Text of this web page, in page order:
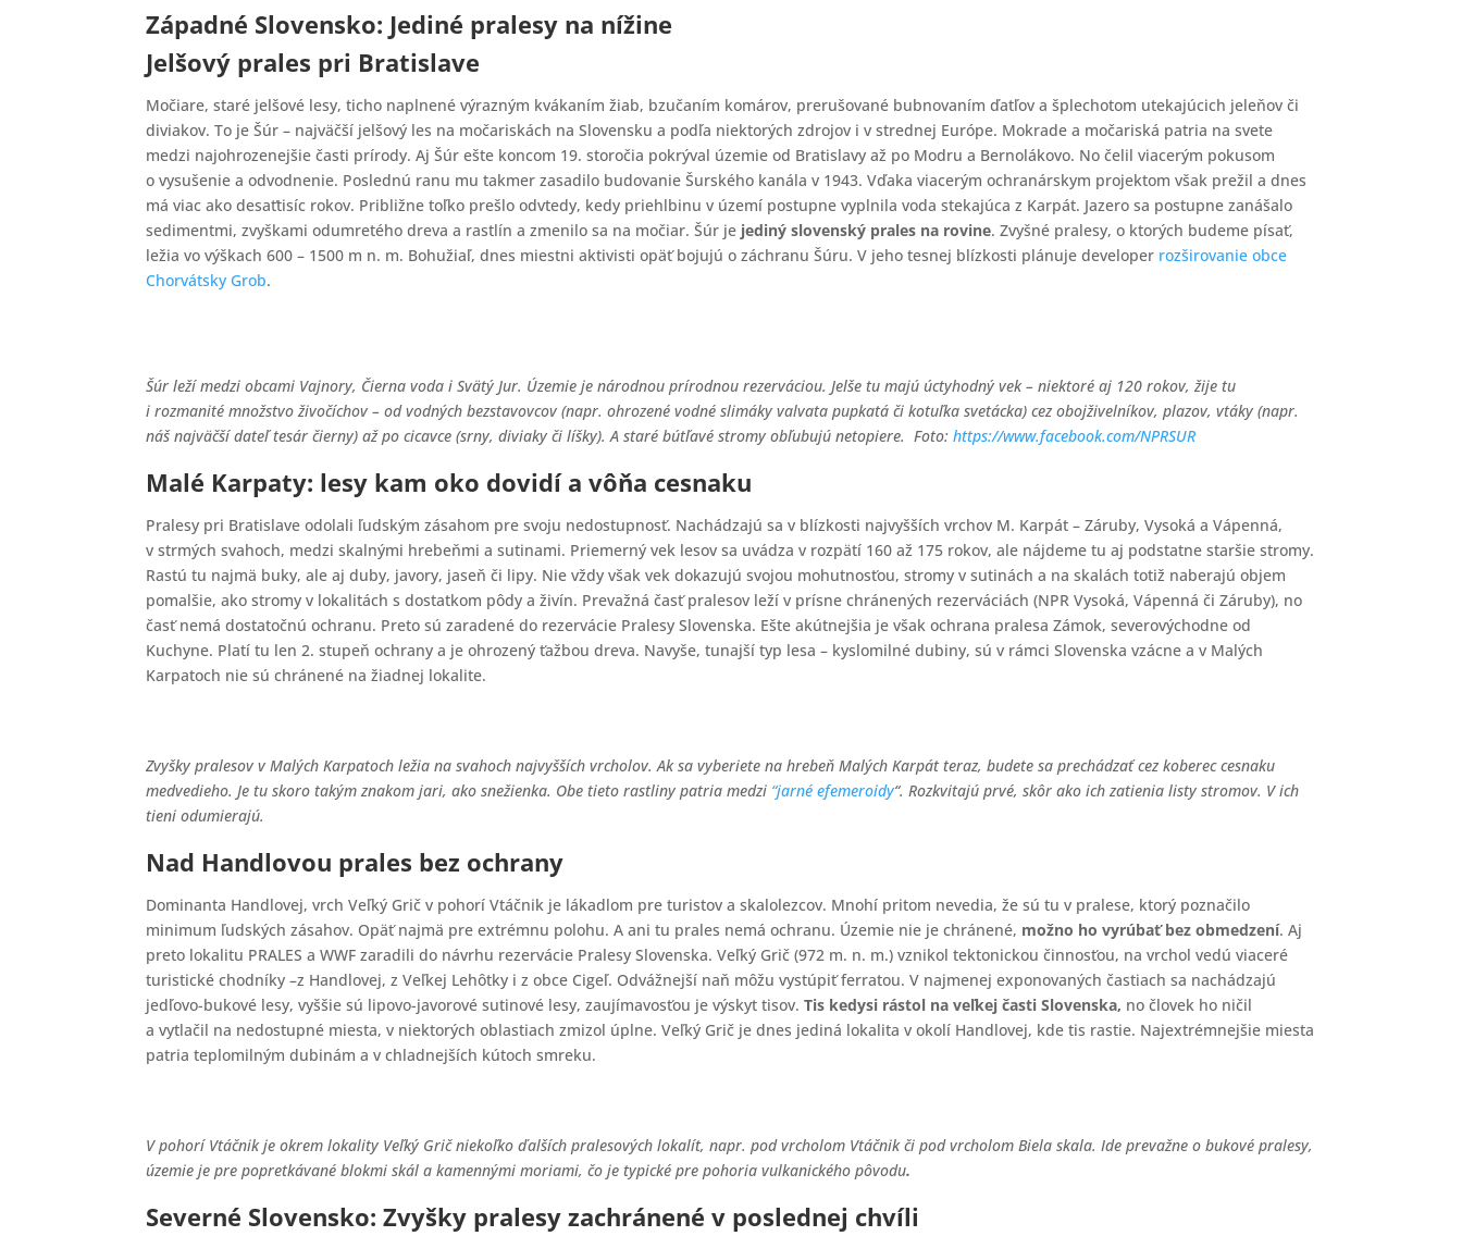
Západné Slovensko: Jediné pralesy na nížine
Jelšový prales pri Bratislave
Močiare, staré jelšové lesy, ticho naplnené výrazným kvákaním žiab, bzučaním komárov, prerušované bubnovaním ďatľov a šplechotom utekajúcich jeleňov či
diviakov. To je Šúr – najväčší jelšový les na močariskách na Slovensku a podľa niektorých zdrojov i v strednej Európe. Mokrade a močariská patria na svete
medzi najohrozenejšie časti prírody. Aj Šúr ešte koncom 19. storočia pokrýval územie od Bratislavy až po Modru a Bernolákovo. No čelil viacerým pokusom
o vysušenie a odvodnenie. Poslednú ranu mu takmer zasadilo budovanie Šurského kanála v 1943. Vďaka viacerým ochranárskym projektom však prežil a dnes
má viac ako desaťtisíc rokov. Približne toľko prešlo odvtedy, kedy priehlbinu v území postupne vyplnila voda stekajúca z Karpát. Jazero sa postupne zanášalo
sedimentmi, zvyškami odumretého dreva a rastlín a zmenilo sa na močiar. Šúr je jediný slovenský prales na rovine. Zvyšné pralesy, o ktorých budeme písať,
ležia vo výškach 600 – 1500 m n. m. Bohužiaľ, dnes miestni aktivisti opäť bojujú o záchranu Šúru. V jeho tesnej blízkosti plánuje developer rozširovanie obce
Chorvátsky Grob.
Šúr leží medzi obcami Vajnory, Čierna voda i Svätý Jur. Územie je národnou prírodnou rezerváciou. Jelše tu majú úctyhodný vek – niektoré aj 120 rokov, žije tu
i rozmanité množstvo živočíchov – od vodných bezstavovcov (napr. ohrozené vodné slimáky valvata pupkatá či kotuľka svetácka) cez obojživelníkov, plazov, vtáky (napr.
náš najväčší dateľ tesár čierny) až po cicavce (srny, diviaky či líšky). A staré bútľavé stromy obľubujú netopiere.Foto:https://www.facebook.com/NPRSUR
Malé Karpaty: lesy kam oko dovidí a vôňa cesnaku
Pralesy pri Bratislave odolali ľudským zásahom pre svoju nedostupnosť. Nachádzajú sa v blízkosti najvyšších vrchov M. Karpát – Záruby, Vysoká a Vápenná,
v strmých svahoch, medzi skalnými hrebeňmi a sutinami. Priemerný vek lesov sa uvádza v rozpätí 160 až 175 rokov, ale nájdeme tu aj podstatne staršie stromy.
Rastú tu najmä buky, ale aj duby, javory, jaseň či lipy. Nie vždy však vek dokazujú svojou mohutnosťou, stromy v sutinách a na skalách totiž naberajú objem
pomalšie, ako stromy v lokalitách s dostatkom pôdy a živín. Prevažná časť pralesov leží v prísne chránených rezerváciách (NPR Vysoká, Vápenná či Záruby), no
časť nemá dostatočnú ochranu. Preto sú zaradené do rezervácie Pralesy Slovenska. Ešte akútnejšia je však ochrana pralesa Zámok, severovýchodne od
Kuchyne. Platí tu len 2. stupeň ochrany a je ohrozený ťažbou dreva. Navyše, tunajší typ lesa – kyslomilné dubiny, sú v rámci Slovenska vzácne a v Malých
Karpatoch nie sú chránené na žiadnej lokalite.
Zvyšky pralesov v Malých Karpatoch ležia na svahoch najvyšších vrcholov. Ak sa vyberiete na hrebeň Malých Karpát teraz, budete sa prechádzať cez koberec cesnaku
medvedieho. Je tu skoro takým znakom jari, ako snežienka. Obe tieto rastliny patria medzi “jarné efemeroidy“. Rozkvitajú prvé, skôr ako ich zatienia listy stromov. V ich
tieni odumierajú.
Nad Handlovou prales bez ochrany
Dominanta Handlovej, vrch Veľký Grič v pohorí Vtáčnik je lákadlom pre turistov a skalolezcov. Mnohí pritom nevedia, že sú tu v pralese, ktorý poznačilo
minimum ľudských zásahov. Opäť najmä pre extrémnu polohu. A ani tu prales nemá ochranu. Územie nie je chránené, možno ho vyrúbať bez obmedzení. Aj
preto lokalitu PRALES a WWF zaradili do návrhu rezervácie Pralesy Slovenska. Veľký Grič (972 m. n. m.) vznikol tektonickou činnosťou, na vrchol vedú viaceré
turistické chodníky –z Handlovej, z Veľkej Lehôtky i z obce Cigeľ. Odvážnejší naň môžu vystúpiť ferratou. V najmenej exponovaných častiach sa nachádzajú
jedľovo-bukové lesy, vyššie sú lipovo-javorové sutinové lesy, zaujímavosťou je výskyt tisov.Tis kedysi rástol na veľkej časti Slovenska, no človek ho ničil
a vytlačil na nedostupné miesta, v niektorých oblastiach zmizol úplne. Veľký Grič je dnes jediná lokalita v okolí Handlovej, kde tis rastie. Najextrémnejšie miesta
patria teplomilným dubinám a v chladnejších kútoch smreku.
V pohorí Vtáčnik je okrem lokality Veľký Grič niekoľko ďalších pralesových lokalít, napr. pod vrcholom Vtáčnik či pod vrcholom Biela skala. Ide prevažne o bukové pralesy,
územie je pre popretkávané blokmi skál a kamennými moriami, čo je typické pre pohoria vulkanického pôvodu.
Severné Slovensko: Zvyšky pralesy zachránené v poslednej chvíli